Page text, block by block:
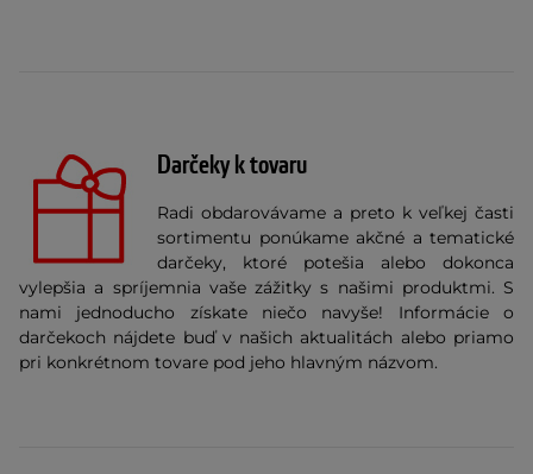
Darčeky k tovaru
Radi obdarovávame a preto k veľkej časti
sortimentu ponúkame akčné a tematické
darčeky, ktoré potešia alebo dokonca
vylepšia a spríjemnia vaše zážitky s našimi produktmi. S
nami jednoducho získate niečo navyše! Informácie o
darčekoch nájdete buď v našich aktualitách alebo priamo
pri konkrétnom tovare pod jeho hlavným názvom.